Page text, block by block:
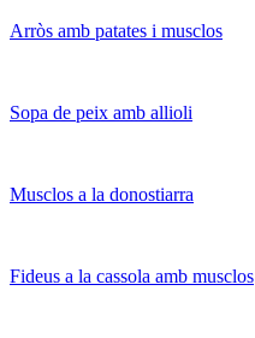
Arròs amb patates i musclos
Sopa de peix amb allioli
Musclos a la donostiarra
Fideus a la cassola amb musclos